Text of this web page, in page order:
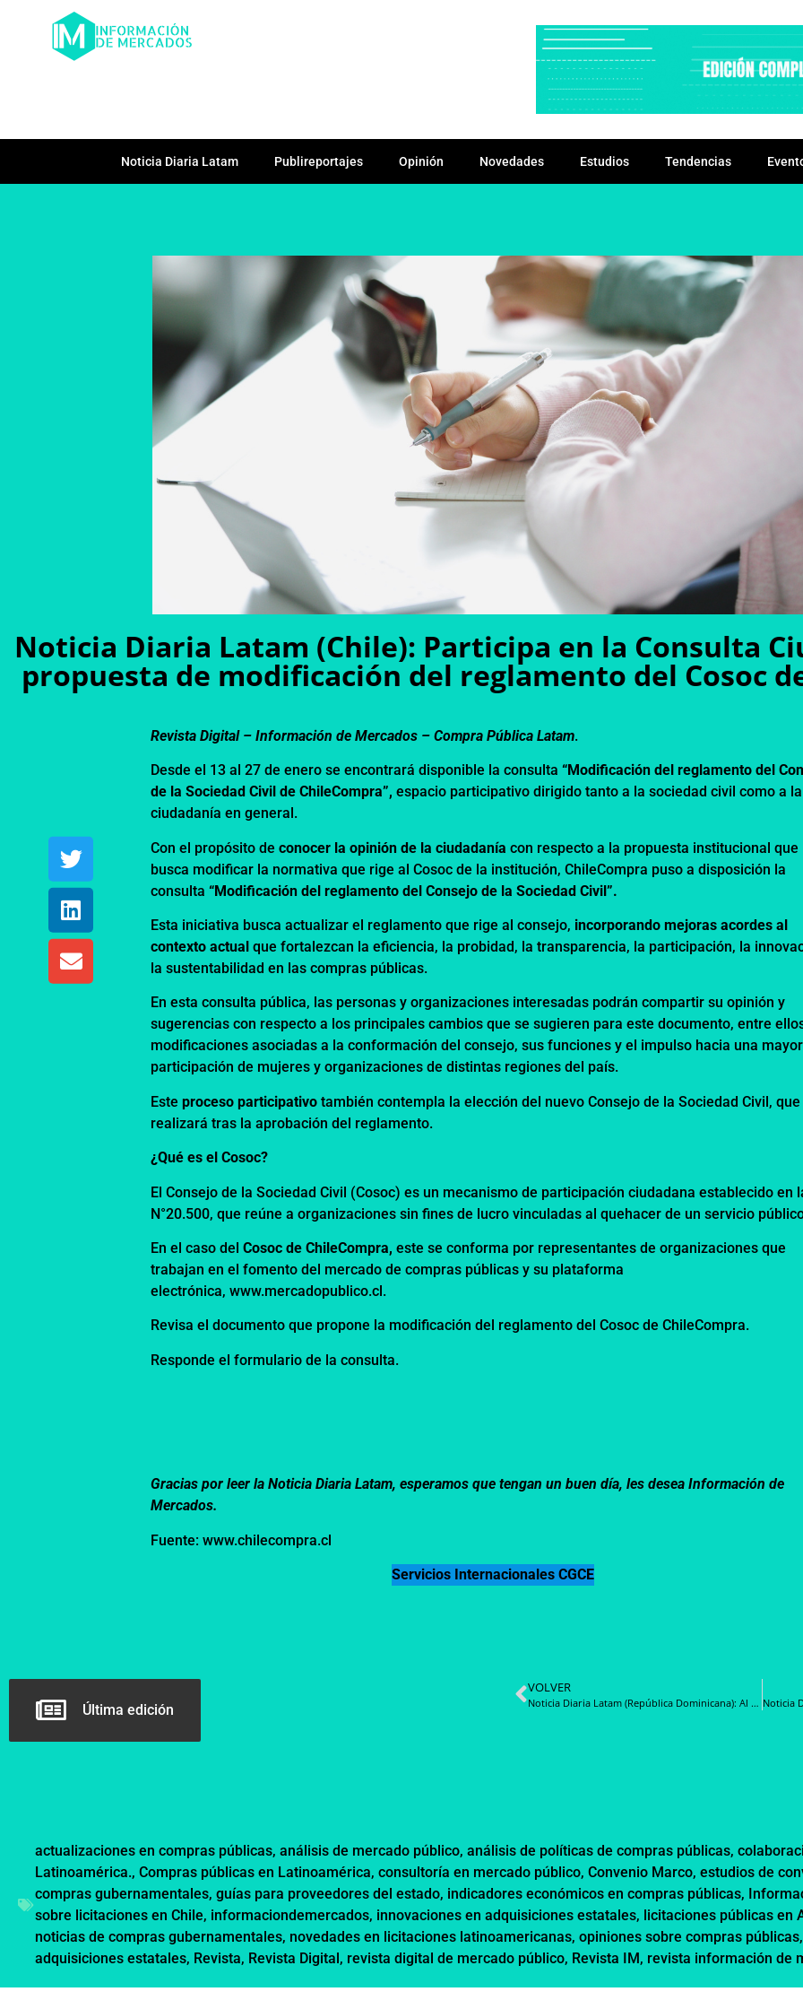
Noticia Diaria Latam Publireportajes Opinión Novedades Estudios Tendencias
Noticia Diaria Latam (Chile): Participa en la Consulta
propuesta de modificación del reglamento del Cosoc
Revista Digital – Información de Mercados –Compra Pública Latam.
Desde el 13 al 27 de enero se encontrará disponible la consulta“Modificación del reglamento del
de la Sociedad Civil de ChileCompra”, espacio participativo dirigido tanto a la sociedad civil como a la
ciudadanía en general.
Con el propósito deconocer la opinión de la ciudadanía con respecto a la propuesta institucional que
busca modificar la normativa que rige al Cosoc de la institución, ChileCompra puso a disposición la
consulta“Modificación del reglamento del Consejo de la Sociedad Civil”.
Esta iniciativa busca actualizar el reglamento que rige al consejo, incorporando mejoras acordes al
contexto actual que fortalezcan la eficiencia, la probidad, la transparencia, la participación, la
la sustentabilidad en las compras públicas.
En esta consulta pública, las personas y organizaciones interesadas podrán compartir su opinión y
sugerencias con respecto a los principales cambios que se sugieren para este documento, entre
modificaciones asociadas a la conformación del consejo, sus funciones y el impulso hacia una mayor
participación de mujeres y organizaciones de distintas regiones del país.
Esteproceso participativo también contempla la elección del nuevo Consejo de la Sociedad Civil,
realizará tras la aprobación del reglamento.
¿Qué es el Cosoc?
El Consejo de la Sociedad Civil (Cosoc) es un mecanismo de participación ciudadana establecido en
N°20.500, que reúne a organizaciones sin fines de lucro vinculadas al quehacer de un servicio
En el caso delCosoc de ChileCompra, este se conforma por representantes de organizaciones que
trabajan en el fomento del mercado de compras públicas y su plataforma
electrónica,www.mercadopublico.cl.
Revisa el documento que propone la modificación del reglamento del Cosoc de ChileCompra.
Responde el formulario de la consulta.
Gracias por leer la Noticia Diaria Latam, esperamos que tengan un buen día, les desea Información de
Mercados.
Fuente: www.chilecompra.cl
Servicios Internacionales CGCE
Última edición
VOLVER
Noticia Diaria Latam (República Dominicana): Al menos 300 funcionarios son despojados del Registro de Proveedores del Estado por Contrataciones Públicas
actualizaciones en compras públicas, análisis de mercado público, análisis de políticas de compras públicas,
Latinoamérica., Compras públicas en Latinoamérica, consultoría en mercado público, Convenio Marco, estudios de
compras gubernamentales, guías para proveedores del estado, indicadores económicos en compras públicas,
sobre licitaciones en Chile, informaciondemercados, innovaciones en adquisiciones estatales, licitaciones públicas en
noticias de compras gubernamentales, novedades en licitaciones latinoamericanas, opiniones sobre compras públicas
adquisiciones estatales, Revista, Revista Digital , revista digital de mercado público, Revista IM , revista información de